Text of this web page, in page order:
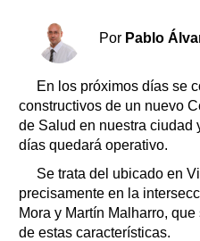
Horóscopo
Suplementos
Servicios
Por Pablo
En los próximos días se
constructivos de un nuevo
de Salud en nuestra ciudad
días quedará operativo.
Se trata del ubicado en
precisamente en la
Mora y Martín Malharro,
de estas características.